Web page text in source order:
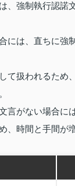
、強制執行認諾
には、直ちに強
て扱われるため
言がない場合に
時間と手間が